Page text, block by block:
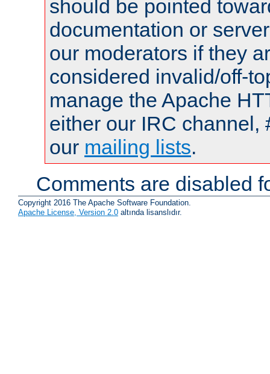
should be pointed
documentation or
our moderators if they
considered invalid/off-
manage the Apache
either our IRC channel,
our mailing lists.
Comments are disabled
Copyright 2016 The Apache Software Foundation.
Apache License, Version 2.0 altında lisanslıdır.